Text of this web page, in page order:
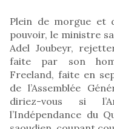
Plein de morgue et
pouvoir, le ministre
Adel Joubeyr,
faite par son
Freeland, faite en
de l’Assemblée
diriez-vous si
l’Indépendance du